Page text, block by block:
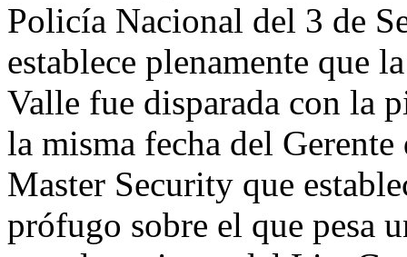
Policía Nacional del 3 de
establece plenamente que
Valle fue disparada con la
la misma fecha del Gerente
Master Security que
prófugo sobre el que pesa